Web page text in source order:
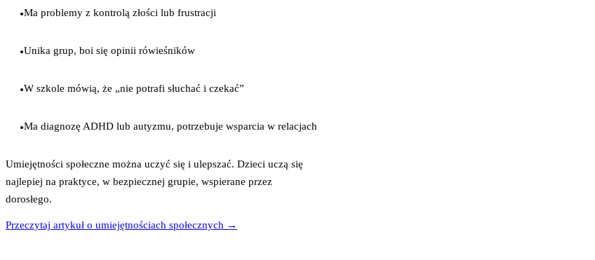
●Ma problemy z kontrolą złości lub frustracji
●Unika grup, boi się opinii rówieśników
●W szkole mówią, że „nie potrafi słuchać i czekać”
●Ma diagnozę ADHD lub autyzmu, potrzebuje wsparcia w relacjach
Umiejętności społeczne można uczyć się i ulepszać. Dzieci uczą się
najlepiej na praktyce, w bezpiecznej grupie, wspierane przez
dorosłego.
Przeczytaj artykuł o umiejętnościach społecznych →